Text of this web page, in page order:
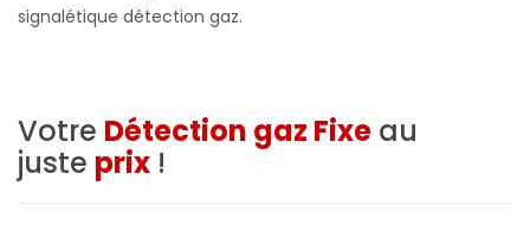
signalétique détection gaz.
Votre Détection gaz Fixe au
juste prix !